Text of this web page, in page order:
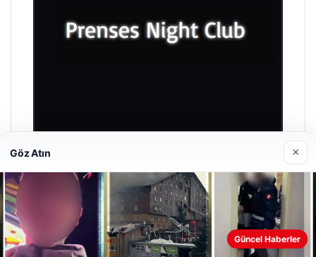
Prenses Night Club
Göz Atın ×
Güncel Haberler